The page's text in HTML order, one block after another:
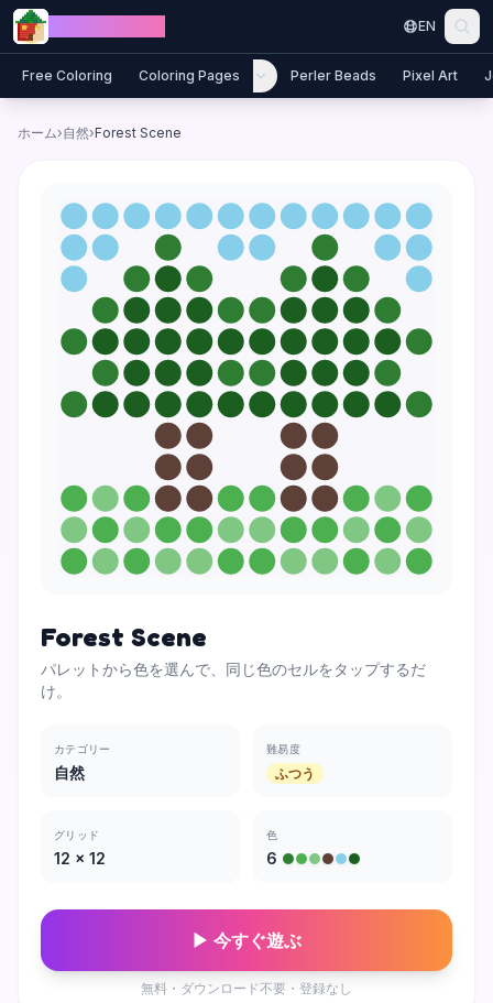
Skip to content
EN
Free Coloring Coloring Pages Perler Beads Pixel Art
ホーム›自然›Forest Scene
Forest Scene
パレットから色を選んで、同じ色のセルをタップするだ
け。
カテゴリー
自然
難易度
ふつう
グリッド
12 × 12
色
6
▶ 今すぐ遊ぶ
無料・ダウンロード不要・登録なし